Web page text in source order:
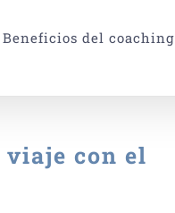
Beneficios del coaching
con el